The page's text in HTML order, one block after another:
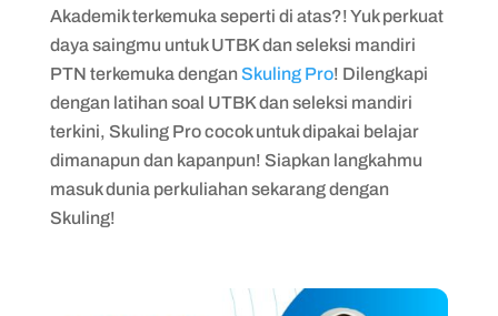
Akademik terkemuka seperti di atas?! Yuk perkuat
daya saingmu untuk UTBK dan seleksi mandiri
PTN terkemuka denganSkuling Pro! Dilengkapi
dengan latihan soal UTBK dan seleksi mandiri
terkini, Skuling Pro cocok untuk dipakai belajar
dimanapun dan kapanpun! Siapkan langkahmu
masuk dunia perkuliahan sekarang dengan
Skuling!